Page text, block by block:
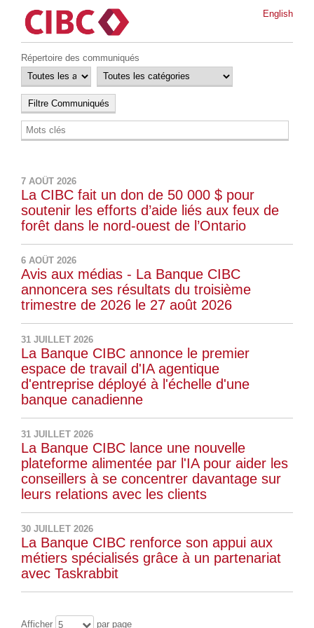
English
Répertoire des communiqués
7 AOÛT 2026
La CIBC fait un don de 50 000 $ pour
soutenir les efforts d’aide liés aux feux de
forêt dans le nord-ouest de l’Ontario
6 AOÛT 2026
Avis aux médias - La Banque CIBC
annoncera ses résultats du troisième
trimestre de 2026 le 27 août 2026
31 JUILLET 2026
La Banque CIBC annonce le premier
espace de travail d'IA agentique
d'entreprise déployé à l'échelle d'une
banque canadienne
31 JUILLET 2026
La Banque CIBC lance une nouvelle
plateforme alimentée par l'IA pour aider les
conseillers à se concentrer davantage sur
leurs relations avec les clients
30 JUILLET 2026
La Banque CIBC renforce son appui aux
métiers spécialisés grâce à un partenariat
avec Taskrabbit
Afficher 5 par page